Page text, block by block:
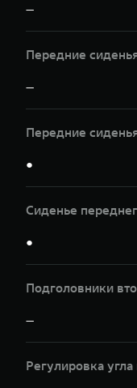
—
Передние
—
Передние
●
Сиденье
●
Подголовники
—
Регулировка